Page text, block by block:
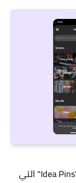
أعلنت شركة Pinterest أن ميزة "Idea Pins" التي